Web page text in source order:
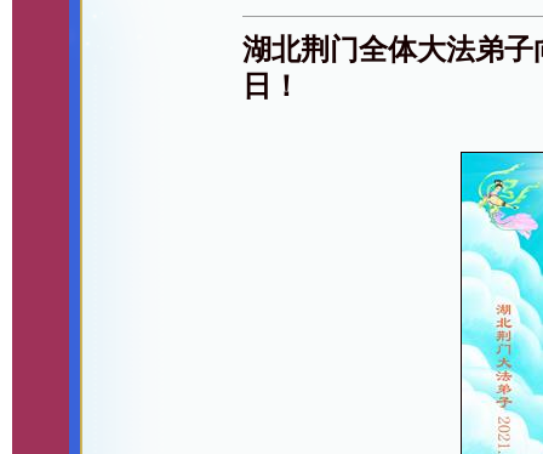
湖北荆门全体大法弟
日！